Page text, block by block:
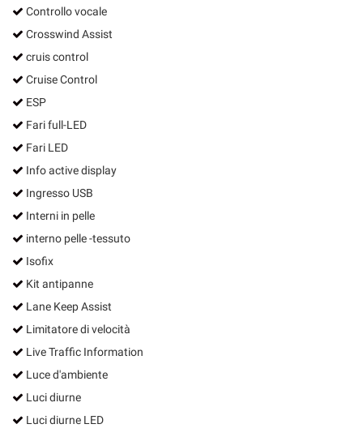
Controllo vocale
Crosswind Assist
cruis control
Cruise Control
ESP
Fari full-LED
Fari LED
Info active display
Ingresso USB
Interni in pelle
interno pelle -tessuto
Isofix
Kit antipanne
Lane Keep Assist
Limitatore di velocità
Live Traffic Information
Luce d'ambiente
Luci diurne
Luci diurne LED